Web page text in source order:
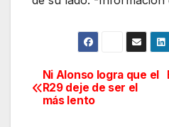
Navegación
de
Ni Alonso logra que el
R29 deje de ser el
más lento